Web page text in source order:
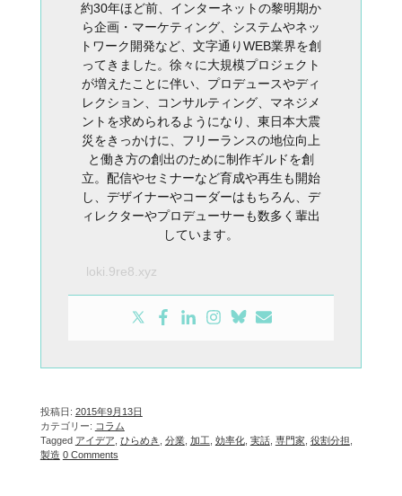
約30年ほど前、インターネットの黎明期か
ら企画・マーケティング、システムやネッ
トワーク開発など、文字通りWEB業界を創
ってきました。徐々に大規模プロジェクト
が増えたことに伴い、プロデュースやディ
レクション、コンサルティング、マネジメ
ントを求められるようになり、東日本大震
災をきっかけに、フリーランスの地位向上
と働き方の創出のために制作ギルドを創
立。配信やセミナーなど育成や再生も開始
し、デザイナーやコーダーはもちろん、デ
ィレクターやプロデューサーも数多く輩出
しています。
loki.9re8.xyz
投稿日: 2015年9月13日
カテゴリー: コラム
Tagged アイデア ひらめき 分業, 加工 効率化, 実話, 専門家 役割分担
製造 0 Comments